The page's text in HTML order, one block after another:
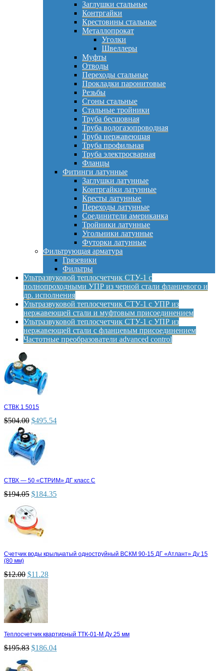
Заглушки стальные
Контргайки
Крестовины стальные
Металлопрокат
Уголки
Швеллеры
Муфты
Отводы
Переходы стальные
Прокладки паронитовые
Резьбы
Сгоны стальные
Стальные тройники
Труба бесшовная
Труба водогазопроводная
Труба нержавеющая
Труба профильная
Труба электросварная
Фланцы
Фитинги латунные
Заглушки латунные
Контргайки латунные
Кресты латунные
Переходы латунные
Соединители американка
Тройники латунные
Угольники латунные
Футорки латунные
Фильтрующая арматура
Грязевики
Фильтры
Ультразвуковой теплосчетчик СТУ-1 с
полнопроходными УПР из черной стали фланцевого и
др. исполнения
Ультразвуковой теплосчетчик СТУ-1 с УПР из
нержавеющей стали и муфтовым присоединением
Ультразвуковой теплосчетчик СТУ-1 с УПР из
нержавеющей стали с фланцевым присоединением
Частотные преобразователи advanced control
СТВК 1 5015
$504.00 $495.54
СТВХ — 50 «СТРИМ» ДГ класс С
$194.05 $184.35
Счетчик воды крыльчатый одноструйный ВСКМ 90-15 ДГ «Атлант» Ду 15
(80 мм)
$12.00 $11.28
Теплосчетчик квартирный ТТК-01-М Ду 25 мм
$195.83 $186.04